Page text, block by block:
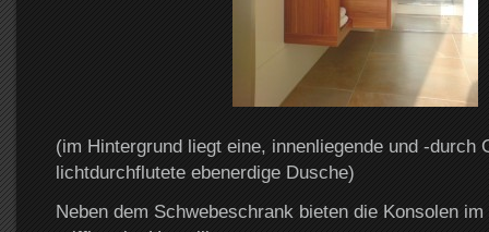
(im Hintergrund liegt eine, innenliegende und -durch
lichtdurchflutete ebenerdige Dusche)
Neben dem Schwebeschrank bieten die Konsolen im